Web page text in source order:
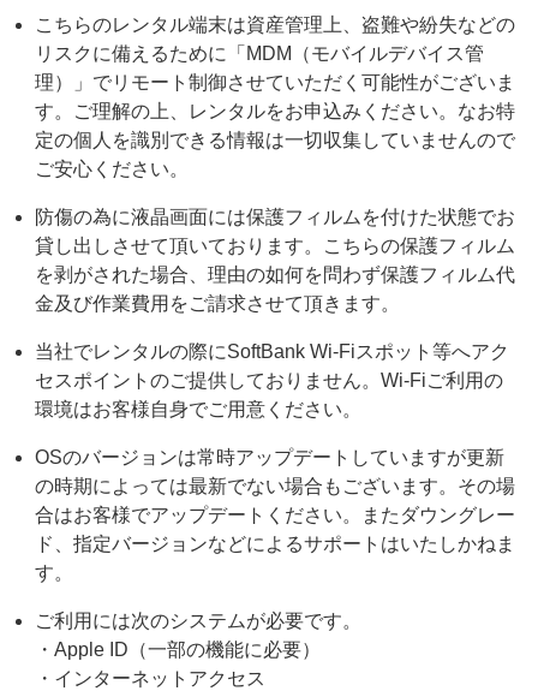
こちらのレンタル端末は資産管理上、盗難や紛失などの
リスクに備えるために「MDM（モバイルデバイス管
理）」でリモート制御させていただく可能性がございま
す。ご理解の上、レンタルをお申込みください。なお特
定の個人を識別できる情報は一切収集していませんので
ご安心ください。
防傷の為に液晶画面には保護フィルムを付けた状態でお
貸し出しさせて頂いております。こちらの保護フィルム
を剥がされた場合、理由の如何を問わず保護フィルム代
金及び作業費用をご請求させて頂きます。
当社でレンタルの際にSoftBank Wi-Fiスポット等へアク
セスポイントのご提供しておりません。Wi-Fiご利用の
環境はお客様自身でご用意ください。
OSのバージョンは常時アップデートしていますが更新
の時期によっては最新でない場合もございます。その場
合はお客様でアップデートください。またダウングレー
ド、指定バージョンなどによるサポートはいたしかねま
す。
ご利用には次のシステムが必要です。
・Apple ID（一部の機能に必要）
・インターネットアクセス